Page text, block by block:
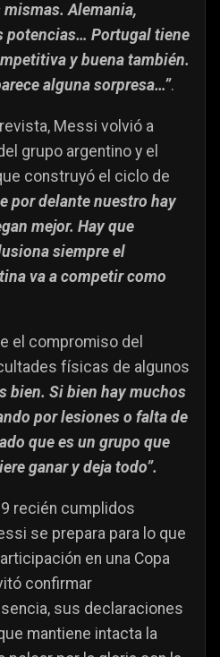
Alemania,
potencias… Portugal tiene
y buena también.
alguna sorpresa…”.
Messi volvió a
grupo argentino y el
construyó el ciclo de
por delante nuestro hay
mejor. Hay que
siempre el
va a competir como
el compromiso del
físicas de algunos
bien. Si bien hay muchos
por lesiones o falta de
que es un grupo que
ganar y deja todo”.
recién cumplidos
se prepara para lo que
en una Copa
confirmar
sus declaraciones
mantiene intacta la